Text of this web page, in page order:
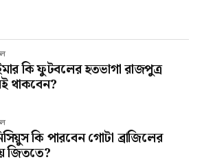
কি ফুটবলের হতভাগা রাজপুত্র
থাকবেন?
কি পারবেন গোটা ব্রাজিলের
জিততে?